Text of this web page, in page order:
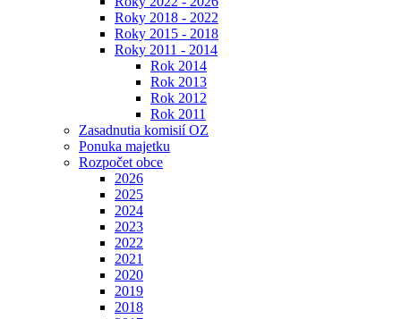
Roky 2018 - 2022
Roky 2015 - 2018
Roky 2011 - 2014
Rok 2014
Rok 2013
Rok 2012
Rok 2011
Zasadnutia komisií OZ
Ponuka majetku
Rozpočet obce
2026
2025
2024
2023
2022
2021
2020
2019
2018